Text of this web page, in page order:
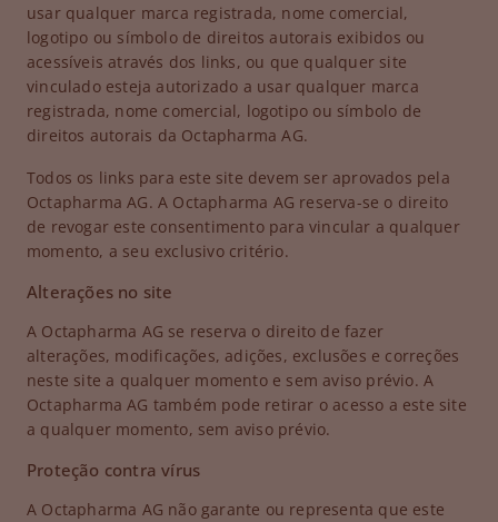
usar qualquer marca registrada, nome comercial,
logotipo ou símbolo de direitos autorais exibidos ou
acessíveis através dos links, ou que qualquer site
vinculado esteja autorizado a usar qualquer marca
registrada, nome comercial, logotipo ou símbolo de
direitos autorais da Octapharma AG.
Todos os links para este site devem ser aprovados pela
Octapharma AG. A Octapharma AG reserva-se o direito
de revogar este consentimento para vincular a qualquer
momento, a seu exclusivo critério.
Alterações no site
A Octapharma AG se reserva o direito de fazer
alterações, modificações, adições, exclusões e correções
neste site a qualquer momento e sem aviso prévio. A
Octapharma AG também pode retirar o acesso a este site
a qualquer momento, sem aviso prévio.
Proteção contra vírus
A Octapharma AG não garante ou representa que este